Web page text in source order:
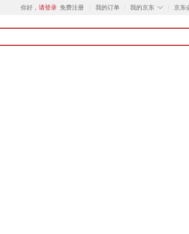
你好， 请登录 免费注册 我的订单 ◇
我的京东 京东